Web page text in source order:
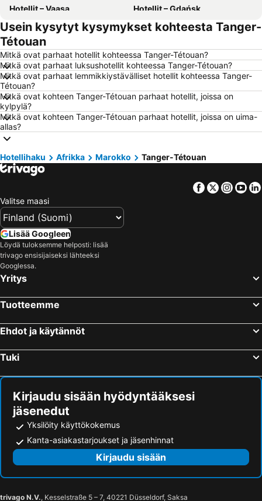
Hotellit – Vaasa
Hotellit – Gdańsk
Hotellit – Rovaniemi
Hotellit – Alanya
Hotellit – Savonlinna
Hotellit – Vantaa
Hotellit – Pariisi
Hotellit – Rooma
Hotellit – Berliini
Hotellit – Kalajoki
Hotellit – Ahvenanmaa
Hotellit – Malta
Hotellit – Teneriffa
Hotellit – Aurinkorannikko
Hotellit – Koh Lanta
Hotellit – Kypros
Hotellit – Lofoten
Hotellit – Durrës
Hotellit – Malta
Hotellit – Kos Saari
Hotellit – Sisilia
Usein kysytyt kysymykset kohteesta Tanger-
Tétouan
Mitkä ovat parhaat hotellit kohteessa Tanger-Tétouan?
Mitkä ovat parhaat luksushotellit kohteessa Tanger-Tétouan?
Mitkä ovat parhaat lemmikkiystävälliset hotellit kohteessa Tanger-
Tétouan?
Mitkä ovat kohteen Tanger-Tétouan parhaat hotellit, joissa on
kylpylä?
Mitkä ovat kohteen Tanger-Tétouan parhaat hotellit, joissa on uima-
allas?
Hotellihaku Afrikka Marokko Tanger-Tétouan
Facebook
Twitter
Valitse maasi
Lisää Googleen
Löydä tuloksemme helposti: lisää
trivago ensisijaiseksi lähteeksi
Googlessa.
Yritys
Tuotteemme
Ehdot ja käytännöt
Tuki
Kirjaudu sisään hyödyntääksesi
jäsenedut
Yksilöity käyttökokemus
Kanta-asiakastarjoukset ja jäsenhinnat
Kirjaudu sisään
trivago N.V., Kesselstraße 5 – 7, 40221 Düsseldorf, Saksa